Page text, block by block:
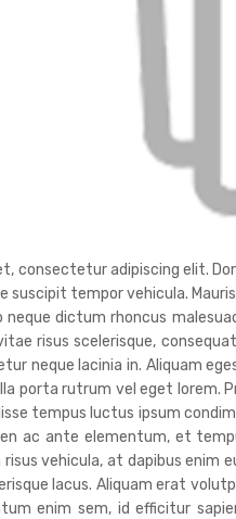
consectetur adipiscing elit.
suscipit tempor vehicula.
neque dictum rhoncus
risus scelerisque,
neque lacinia in. Aliquam
porta rutrum vel eget lorem.
tempus luctus ipsum
ac ante elementum, et
vehicula, at dapibus enim
lacus. Aliquam erat
enim sem, id efficitur